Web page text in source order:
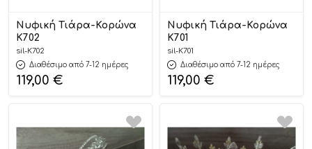
Νυφική Τιάρα-Κορώνα
Κ702
sil-K702
Διαθέσιμο από 7-12 ημέρες
119,00 €
Νυφική Τιάρα-Κορώνα
Κ701
sil-K701
Διαθέσιμο από 7-12 ημέρες
119,00 €